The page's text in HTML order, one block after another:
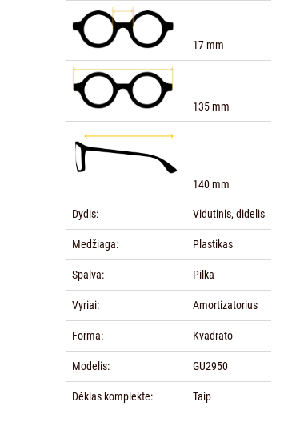
17 mm
135 mm
140 mm
Dydis: Vidutinis, didelis
Medžiaga: Plastikas
Spalva: Pilka
Vyriai: Amortizatorius
Forma: Kvadrato
Modelis: GU2950
Dėklas komplekte: Taip